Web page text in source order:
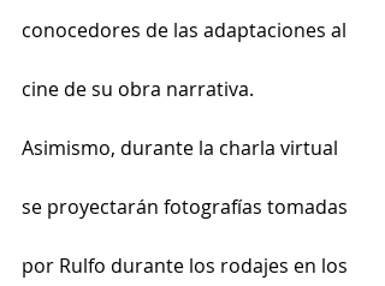
conocedores de las adaptaciones al
cine de su obra narrativa.
Asimismo, durante la charla virtual
se proyectarán fotografías tomadas
por Rulfo durante los rodajes en los